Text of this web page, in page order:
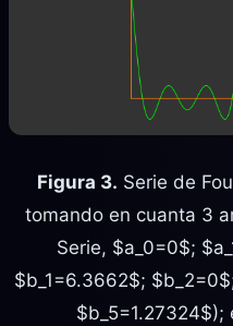
Figura 3. Serie de
tomando en cuanta 3
Serie, $a_0=0$;
$b_1=6.3662$;
$b_5=1.27324$);